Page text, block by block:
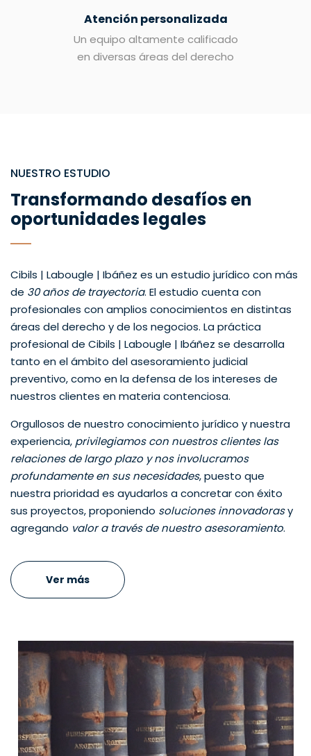
Atención personalizada
Un equipo altamente calificado
en diversas áreas del derecho
NUESTRO ESTUDIO
Transformando desafíos en
oportunidades legales
Cibils | Labougle | Ibáñez es un estudio jurídico con más
de 30 años de trayectoria. El estudio cuenta con
profesionales con amplios conocimientos en distintas
áreas del derecho y de los negocios. La práctica
profesional de Cibils | Labougle | Ibáñez se desarrolla
tanto en el ámbito del asesoramiento judicial
preventivo, como en la defensa de los intereses de
nuestros clientes en materia contenciosa.
Orgullosos de nuestro conocimiento jurídico y nuestra
experiencia, privilegiamos con nuestros clientes las
relaciones de largo plazo y nos involucramos
profundamente en sus necesidades, puesto que
nuestra prioridad es ayudarlos a concretar con éxito
sus proyectos, proponiendo soluciones innovadorasy
agregando valor a través de nuestro asesoramiento.
Ver más